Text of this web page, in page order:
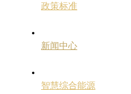
政策标准
新闻中心
智慧综合能源